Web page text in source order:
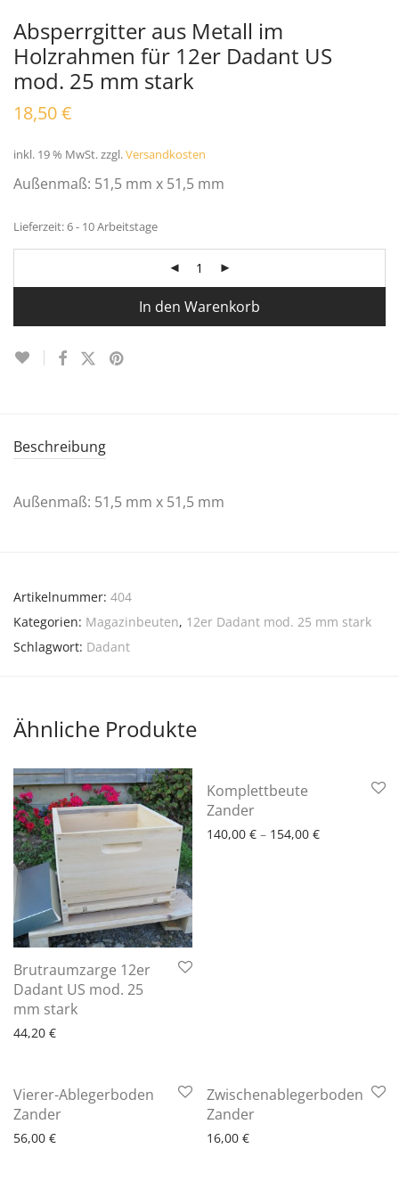
Absperrgitter aus Metall im
Holzrahmen für 12er Dadant US
mod. 25 mm stark
18,50€
inkl. 19 % MwSt.zzgl.Versandkosten
Außenmaß: 51,5 mm x 51,5 mm
Lieferzeit:6 - 10 Arbeitstage
In den Warenkorb
Beschreibung
Außenmaß: 51,5 mm x 51,5 mm
Artikelnummer: 404
Kategorien: Magazinbeuten, 12er Dadant mod. 25 mm stark
Schlagwort: Dadant
Ähnliche Produkte
Brutraumzarge 12er
Dadant US mod. 25
mm stark
44,20 €
6 - 10 Arbeitstage
Komplettbeute
Zander
140,00 € – 154,00 €
6 - 10 Arbeitstage
Vierer-Ablegerboden
Zander
56,00 €
6 - 10 Arbeitstage
Zwischenablegerboden
Zander
16,00 €
6 - 10 Arbeitstage